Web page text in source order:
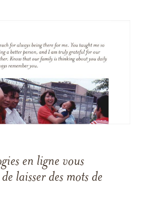
en ligne vous
laisser des mots de